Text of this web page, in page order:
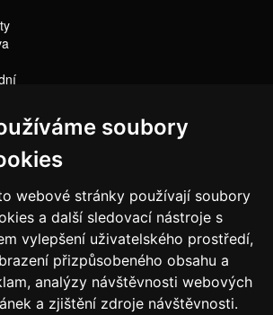
soubory
webové stránky používají soubory
a další sledovací nástroje s
vylepšení uživatelského prostředí,
přizpůsobeného obsahu a
analýzy návštěvnosti webových
a zjištění zdroje návštěvnosti.
řád